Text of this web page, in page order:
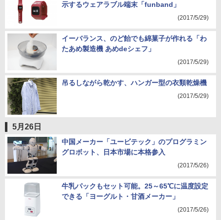
示するウェアラブル端末「funband」
(2017/5/29)
イーバランス、のど飴でも綿菓子が作れる「わ
たあめ製造機 あめdeシェフ」
(2017/5/29)
吊るしながら乾かす、ハンガー型の衣類乾燥機
(2017/5/29)
5月26日
中国メーカー「ユービテック」のプログラミン
グロボット、日本市場に本格参入
(2017/5/26)
牛乳パックもセット可能。25～65℃に温度設定
できる「ヨーグルト・甘酒メーカー」
(2017/5/26)